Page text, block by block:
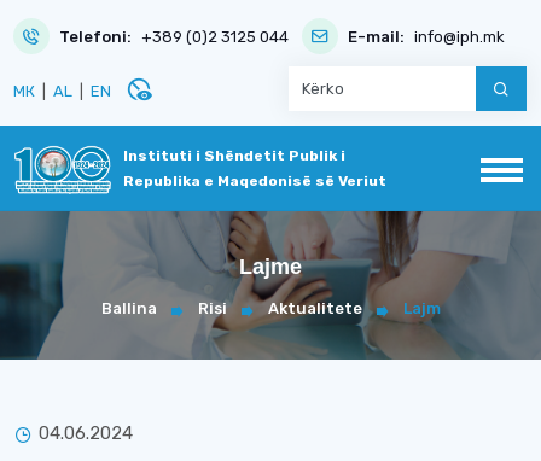
Telefoni: +389 (0)2 3125 044 E-mail: info@iph.mk
МК AL EN disabled_visible
Instituti i Shëndetit Publik i
Republika e Maqedonisë së Veriut
Lajme
Ballina Risi Aktualitete Lajm
04.06.2024